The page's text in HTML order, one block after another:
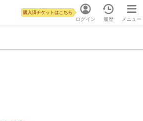
ログイン
購入済チケットはこちら
履歴 メニュー